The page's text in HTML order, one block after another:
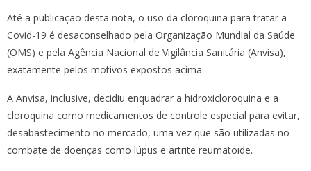
Até a publicação desta nota, o uso da cloroquina para tratar a
Covid-19 é desaconselhado pela Organização Mundial da Saúde
(OMS) e pela Agência Nacional de Vigilância Sanitária (Anvisa),
exatamente pelos motivos expostos acima.
A Anvisa, inclusive, decidiu enquadrar a hidroxicloroquina e a
cloroquina como medicamentos de controle especial para evitar,
desabastecimento no mercado, uma vez que são utilizadas no
combate de doenças como lúpus e artrite reumatoide.